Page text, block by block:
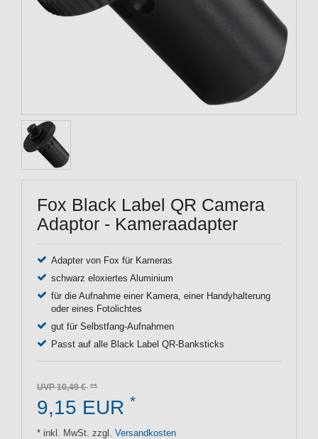
Fox Black Label QR Camera
Adaptor - Kameraadapter
Adapter von Fox für Kameras
schwarz eloxiertes Aluminium
für die Aufnahme einer Kamera, einer Handyhalterung
oder eines Fotolichtes
gut für Selbstfang-Aufnahmen
Passt auf alle Black Label QR-Banksticks
UVP 10,49 €
9,15 EUR *
* inkl. MwSt. zzgl. Versandkosten